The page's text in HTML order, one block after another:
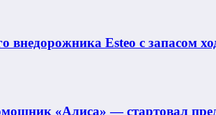
внедорожника Esteo с запасом
«Алиса» — стартовал